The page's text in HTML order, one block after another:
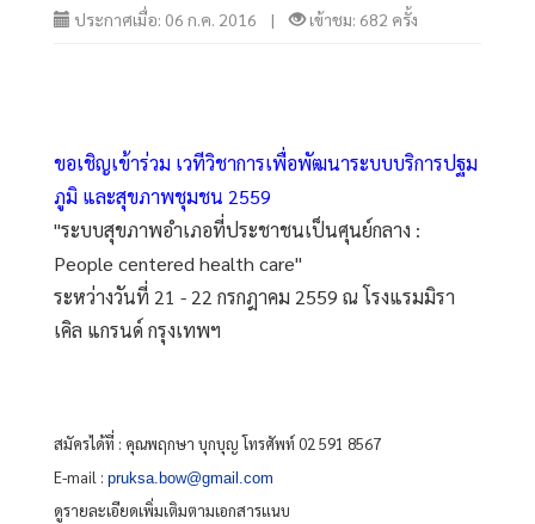
ประกาศเมื่อ: 06 ก.ค. 2016 | เข้าชม: 682 ครั้ง
ขอเชิญเข้าร่วม เวทีวิชาการเพื่อพัฒนาระบบบริการปฐม
ภูมิ และสุขภาพชุมชน 2559
"ระบบสุขภาพอำเภอที่ประชาชนเป็นศุนย์กลาง :
People centered health care"
ระหว่างวันที่ 21 - 22 กรกฎาคม 2559 ณ โรงแรมมิรา
เคิล แกรนด์ กรุงเทพฯ
สมัครได้ที่ : คุณพฤกษา บุกบุญ โทรศัพท์ 02 591 8567
E-mail : pruksa.bow@gmail.com
ดูรายละเอียดเพิ่มเติมตามเอกสารแนบ